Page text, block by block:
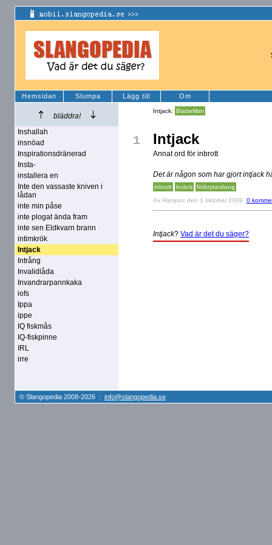
Hemsidan Slumpa Lägg till Om
bläddra!
Inshallah
insnöad
Inspirationsdränerad
Insta-
installera en
Inte den vassaste kniven i
lådan
inte min påse
inte plogat ända fram
inte sen Eldkvarn brann
intimkrök
Intjack
Intrång
Invalidlåda
Invandrarpannkaka
iofs
Ippa
ippe
IQ fiskmås
IQ-fiskpinne
IRL
irre
Intjack: Blattefilter
1 Intjack
Annat ord för inbrott
Det är någon som har gjort intjack
inbrott knäck förbrytarslang
Av Hampus den 1 oktober 2009 0
Intjack? Vad är det du säger?
© Slangopedia 2008-2026 : info@slangopedia.se